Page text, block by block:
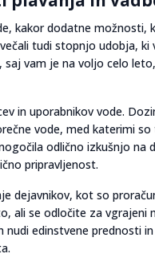
kakor dodatne možnosti,
tudi stopnjo udobja, ki
vam je na voljo celo
in uporabnikov vode.
vode, med katerimi
odlično izkušnjo na
pripravljenost.
dejavnikov, kot so
ali se odločite za vgrajeni
edinstvene prednosti